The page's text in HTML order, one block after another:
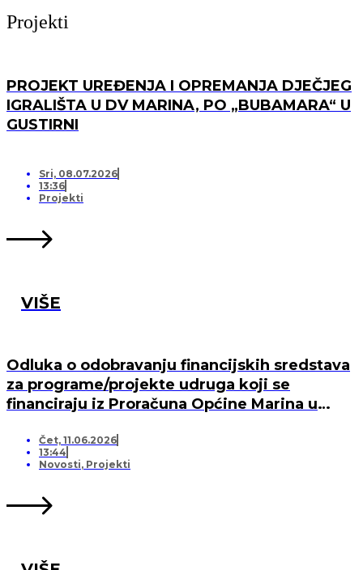
Projekti
PROJEKT UREĐENJA I OPREMANJA DJEČJEG
IGRALIŠTA U DV MARINA, PO „BUBAMARA“ U
GUSTIRNI
Sri, 08.07.2026
13:36
Projekti
VIŠE
Odluka o odobravanju financijskih sredstava
za programe/projekte udruga koji se
financiraju iz Proračuna Općine Marina u
Čet, 11.06.2026
13:44
Novosti, Projekti